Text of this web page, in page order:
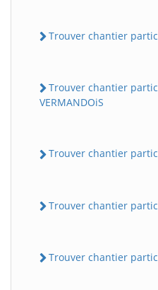
Trouver chantier
Trouver chantier
VERMANDOiS
Trouver chantier
Trouver chantier
Trouver chantier